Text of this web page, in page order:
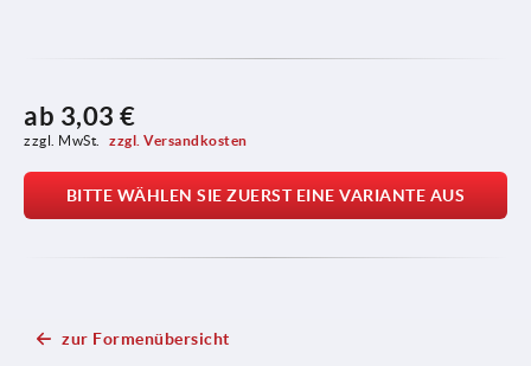
ab 3,03 €
zzgl. MwSt. zzgl. Versandkosten
BITTE WÄHLEN SIE ZUERST EINE VARIANTE AUS
zur Formenübersicht